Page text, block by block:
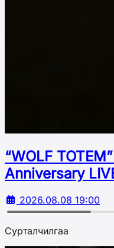
“WOLF
Аnniversary
2026.08.08 19:00
Сурталчилгаа